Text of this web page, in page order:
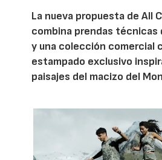
La nueva propuesta de All
combina prendas
y una colección comercial
estampado exclusivo
paisajes del macizo del